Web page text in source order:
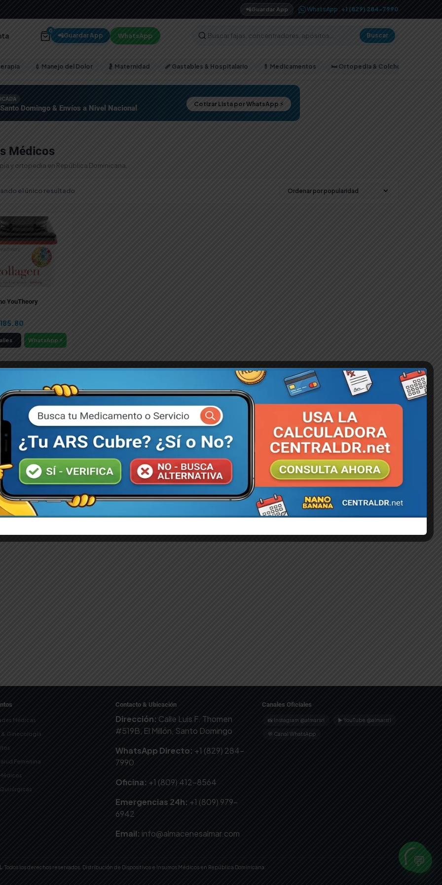
📲Guardar App WhatsApp: +1 (829) 284-7990
0
📲Guardar App WhatsApp Buscar
💉 Manejo del Dolor 🤰 Maternidad 🩹 Gastables & Hospitalario 💊 Medicamentos 🛏️ Ortopedia & Colchones
Domingo & Envíos a Nivel Nacional Cotizar Lista por WhatsApp ⚡
Médicos
y ortopedia en República Dominicana.
el único resultado
YouTheory
WhatsApp ⚡
📦 DESPACHO INMEDIATO
¿Necesitas pedidos institucionales o compras recurrentes? Atención Corporativa 💬
Médicas
Ginecología
Femenina
Contacto & Ubicación
Dirección: Calle Luis F. Thomen
#519B, El Millón, Santo Domingo
WhatsApp Directo: +1 (829) 284-
7990
Oficina: +1 (809) 412-8564
Emergencias 24h: +1 (809) 979-
6942
Email: info@almacenesalmar.com
Canales Oficiales
📸 Instagram @almarsrl ▶ YouTube @almarsrl
💬 Canal WhatsApp
. Todos los derechos reservados. Distribución de Dispositivos e Insumos Médicos en República Dominicana. 💬